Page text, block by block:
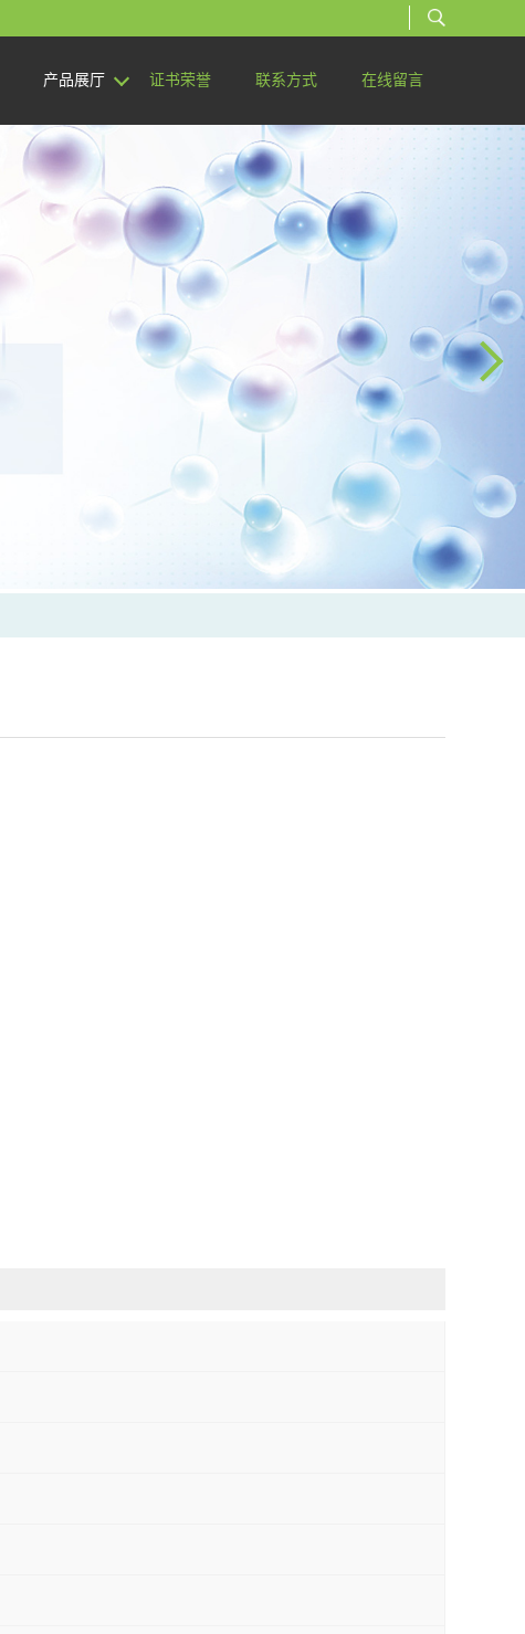
产品展厅 证书荣誉 联系方式 在线留言